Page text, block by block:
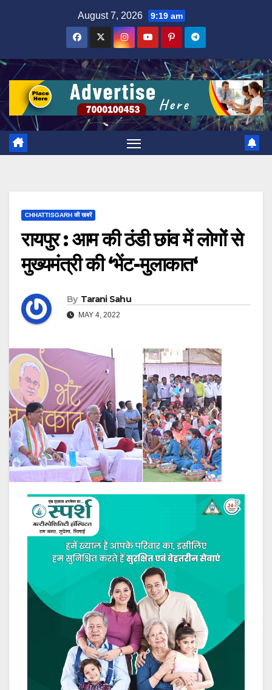
August 7, 2026 9:19 am
CHHATTISGARH की खबरें
रायपुर : आम की ठंडी छांव में लोगों से
मुख्यमंत्री की ‘भेंट-मुलाकात‘
By Tarani Sahu
MAY 4, 2022